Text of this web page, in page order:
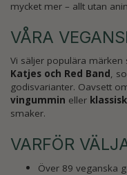
mycket mer – allt utan
VÅRA
Vi säljer populära märken
Katjes och Red Band,
godisvarianter. Oavsett
vingummin eller
smaker.
VARFÖR
Över 89 veganska